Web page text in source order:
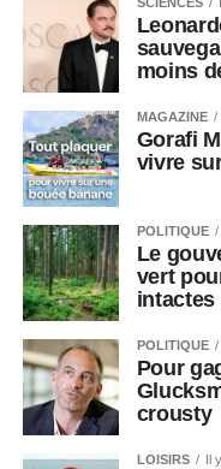
moins
MAGAZINE
Gorafi
vivre
POLITIQUE
Le
vert
intactes
POLITIQUE
Pour
crousty
LOISIRS Il